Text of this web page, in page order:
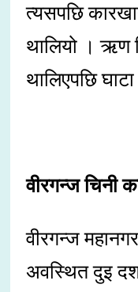
त्यसपछि
थालियो । ऋण
थालिएपछि
वीरगन्ज चिनी
वीरगन्ज
अवस्थित दुइ